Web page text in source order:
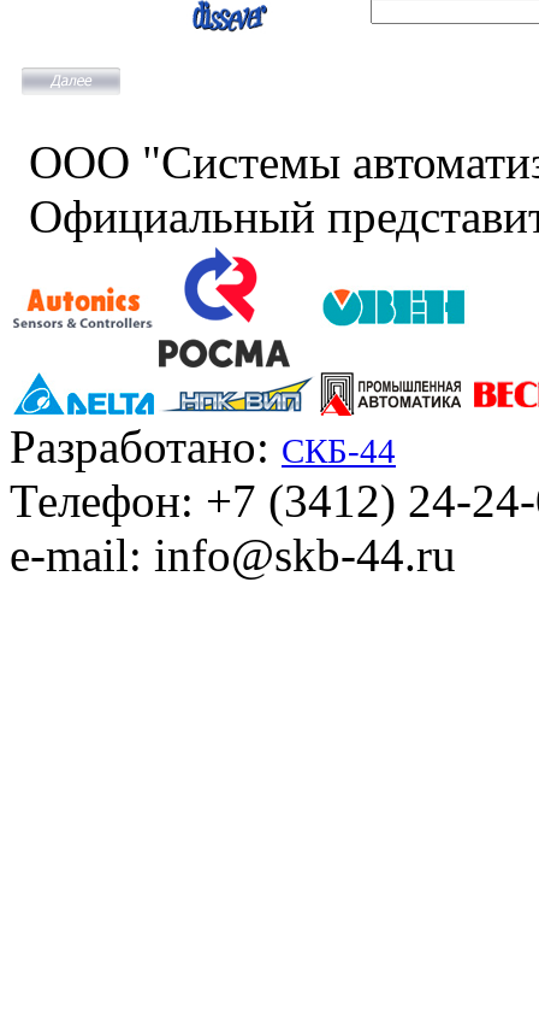
ООО "Системы
Официальный
Разработано: СКБ-44
Телефон: +7 (3412) 24-
e-mail: info@skb-44.ru